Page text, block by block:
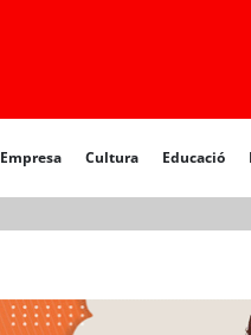
Empresa Cultura Educació